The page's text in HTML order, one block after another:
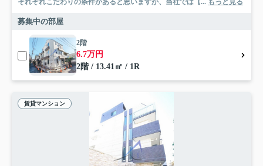
それぞれこだわりの条件があると思いますが、当社では【... もっと見る
募集中の部屋
2階
6.7万円
2階 / 13.41㎡ / 1R
賃貸マンション